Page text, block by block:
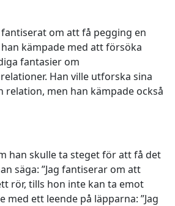
fantiserat om att få pegging en
kämpade med att försöka
fantasier om
Han ville utforska sina
men han kämpade också
han skulle ta steget för att få det
säga: ”Jag fantiserar om att
rör, tills hon inte kan ta emot
med ett leende på läpparna: ”Jag